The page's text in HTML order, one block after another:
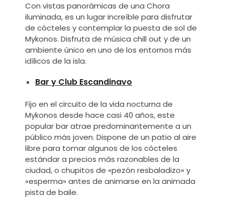
Con vistas panorámicas de una Chora
iluminada, es un lugar increíble para disfrutar
de cócteles y contemplar la puesta de sol de
Mykonos. Disfruta de música chill out y de un
ambiente único en uno de los entornos más
idílicos de la isla.
Bar y Club Escandinavo
Fijo en el circuito de la vida nocturna de
Mykonos desde hace casi 40 años, este
popular bar atrae predominantemente a un
público más joven. Dispone de un patio al aire
libre para tomar algunos de los cócteles
estándar a precios más razonables de la
ciudad, o chupitos de «pezón resbaladizo» y
«esperma» antes de animarse en la animada
pista de baile.